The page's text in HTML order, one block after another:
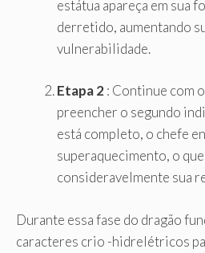
estátua apareça em sua
derretido, aumentando
vulnerabilidade.
Etapa 2: Continue com
preencher o segundo
está completo, o chefe
superaquecimento, o
consideravelmente sua
Durante essa fase do dragão
caracteres crio -hidrelétricos